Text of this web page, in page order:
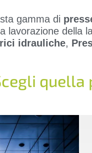
gamma di
lavorazione della
idrauliche,
quella